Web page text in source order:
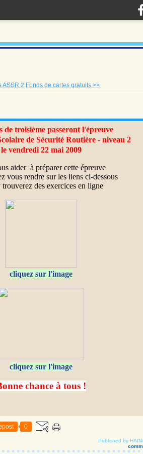
ASSR 2 Fonds de cartes gratuits >>
de troisième passeront l'épreuve
de Sécurité Routière - niveau 2
le vendredi 22 mai 2009
aider à préparer cette épreuve
vous rendre sur les liens ci-dessous
des exercices en ligne
cliquez sur l'image
cliquez sur l'image
chance à tous !
0
Published by